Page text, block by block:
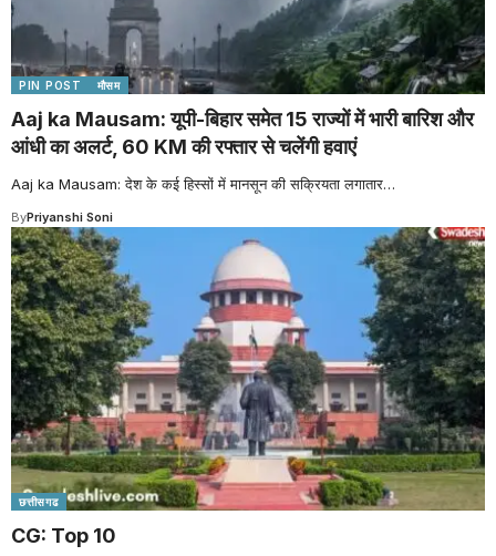
PIN POST मौसम
Aaj ka Mausam: यूपी-बिहार समेत 15 राज्यों में भारी बारिश और
आंधी का अलर्ट, 60 KM की रफ्तार से चलेंगी हवाएं
Aaj ka Mausam: देश के कई हिस्सों में मानसून की सक्रियता लगातार…
ByPriyanshi Soni
छत्तीसगढ
CG: Top 10